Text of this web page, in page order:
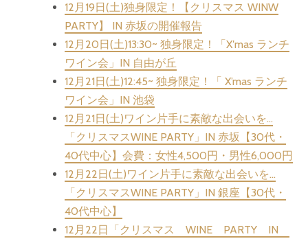
12月19日(土)独身限定！【クリスマス WINW
PARTY】 IN 赤坂の開催報告
12月20日(土)13:30~ 独身限定！「X′mas ランチ
ワイン会」IN 自由が丘
12月21日(土)12:45~ 独身限定！「 X’mas ランチ
ワイン会」IN 池袋
12月21日(土)ワイン片手に素敵な出会いを…
「クリスマスWINE PARTY」IN 赤坂【30代・
40代中心】会費：女性4,500円・男性6,000円
12月22日(土)ワイン片手に素敵な出会いを…
「クリスマスWINE PARTY」IN 銀座【30代・
40代中心】
12月22日「クリスマス WINE PARTY IN